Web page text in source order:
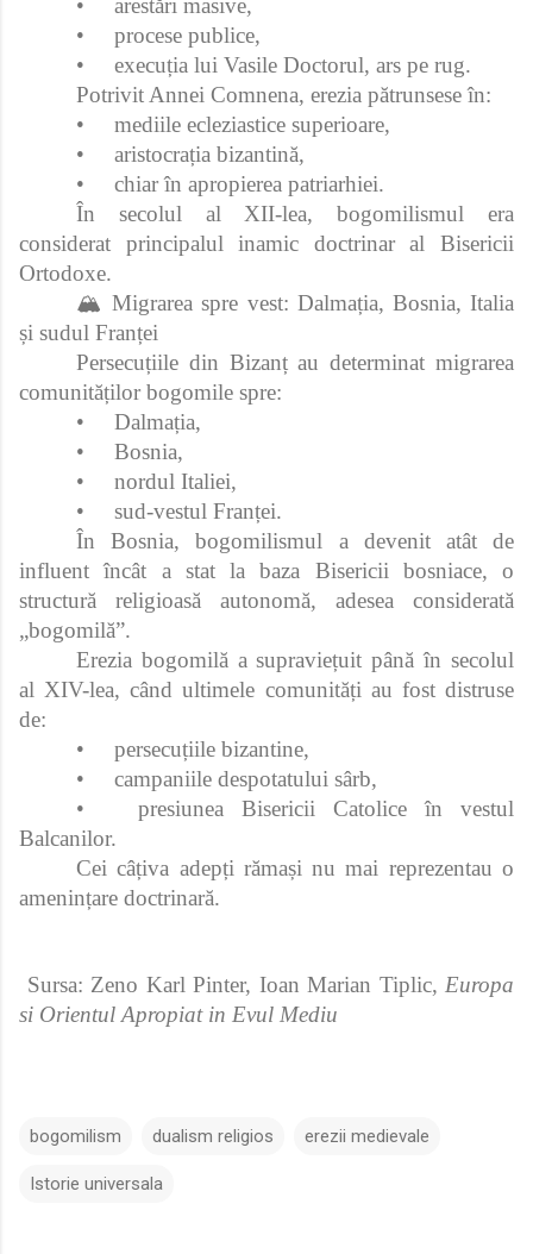
•
arestări masive,
•
procese publice,
•
execuția lui Vasile Doctorul, ars pe rug.
Potrivit Annei Comnena, erezia pătrunsese în:
•
mediile ecleziastice superioare,
•
aristocrația bizantină,
•
chiar în apropierea patriarhiei.
În secolul al XII-lea, bogomilismul era
considerat principalul inamic doctrinar al Bisericii
Ortodoxe.
🏔️ Migrarea spre vest: Dalmația, Bosnia, Italia
și sudul Franței
Persecuțiile din Bizanț au determinat migrarea
comunităților bogomile spre:
•
Dalmația,
•
Bosnia,
•
nordul Italiei,
•
sud-vestul Franței.
În Bosnia, bogomilismul a devenit atât de
influent încât a stat la baza Bisericii bosniace, o
structură religioasă autonomă, adesea considerată
„bogomilă”.
Erezia bogomilă a supraviețuit până în secolul
al XIV-lea, când ultimele comunități au fost distruse
de:
•
persecuțiile bizantine,
•
campaniile despotatului sârb,
•
presiunea Bisericii Catolice în vestul
Balcanilor.
Cei câțiva adepți rămași nu mai reprezentau o
amenințare doctrinară.
Sursa: Zeno Karl Pinter, Ioan Marian Tiplic, Europa
si Orientul Apropiat in Evul Mediu
bogomilism dualism religios erezii medievale
Istorie universala